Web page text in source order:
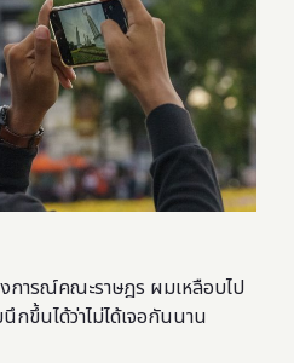
การณ์คณะราษฎร ผมเหลือบไป
กขึ้นได้ว่าไม่ได้เจอกันนาน